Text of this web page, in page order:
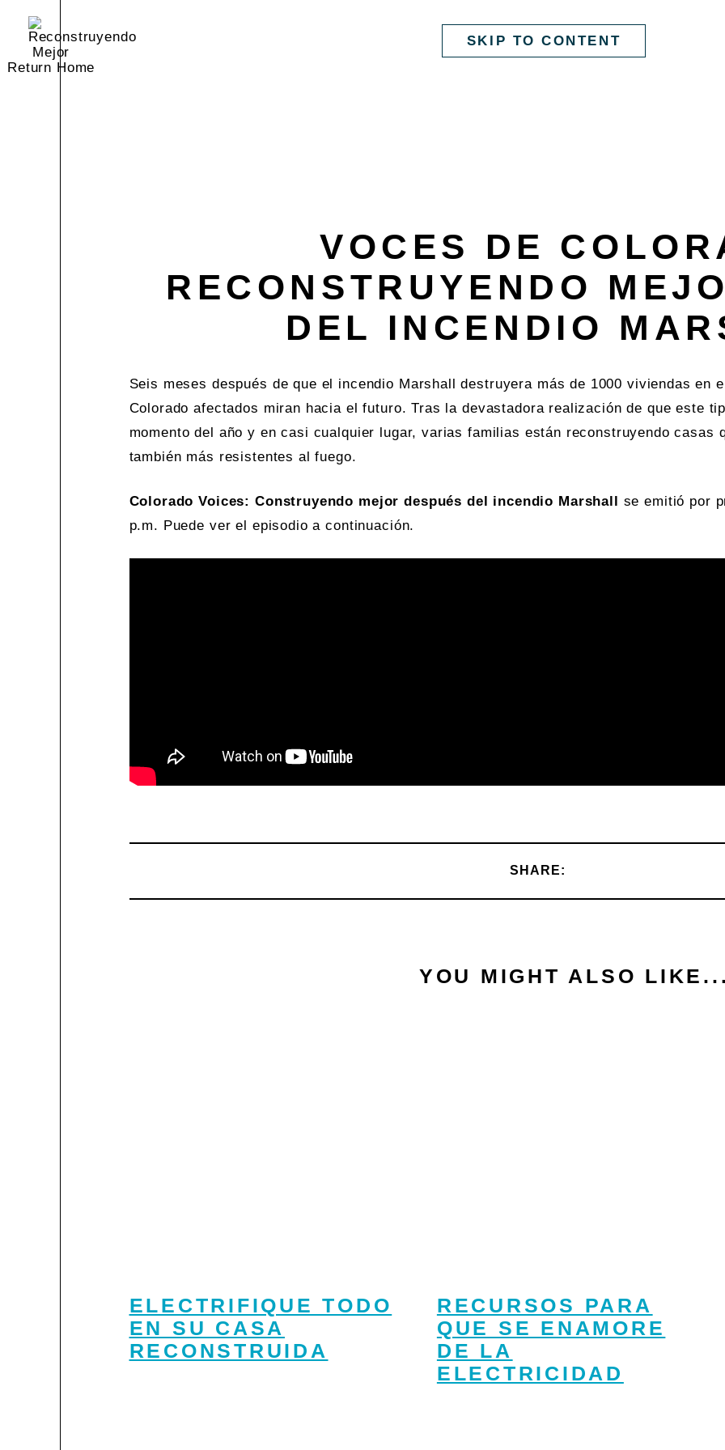
SKIP TO CONTENT
Return Home
VOCES DE
RECONSTRUYENDO
DEL INCENDIO
Seis meses después de que el incendio Marshall destruyera más de 1000 viviendas en
Colorado afectados miran hacia el futuro. Tras la devastadora realización de que este
momento del año y en casi cualquier lugar, varias familias están reconstruyendo casas
también más resistentes al fuego.
Colorado Voices: Construyendo mejor después del incendio Marshall se emitió por
p.m. Puede ver el episodio a continuación.
SHARE:
YOU MIGHT ALSO
ELECTRIFIQUE TODO
EN SU CASA
RECONSTRUIDA
RECURSOS PARA
QUE SE ENAMORE
DE LA
ELECTRICIDAD